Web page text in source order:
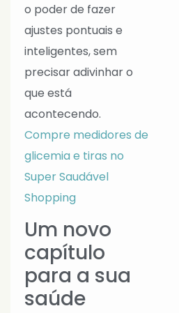
o poder de fazer
ajustes pontuais e
inteligentes, sem
precisar adivinhar o
que está
acontecendo.
Compre medidores de
glicemia e tiras no
Super Saudável
Shopping
Um novo
capítulo
para a sua
saúde